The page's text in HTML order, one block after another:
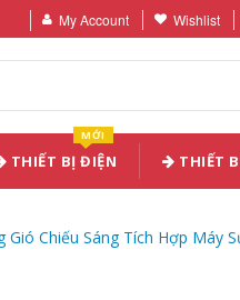
My Account Wishlist
THIẾT BỊ ĐIỆN
MỚI
THIẾT
Chiếu Sáng Tích Hợp Máy